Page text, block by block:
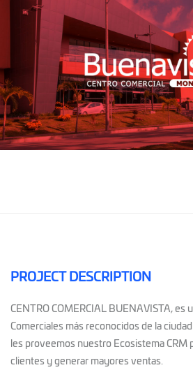
PROJECT DESCRIPTION
CENTRO COMERCIAL BUENAVISTA, es
Comerciales más reconocidos de la
les proveemos nuestro Ecosistema CRM
clientes y generar mayores ventas.